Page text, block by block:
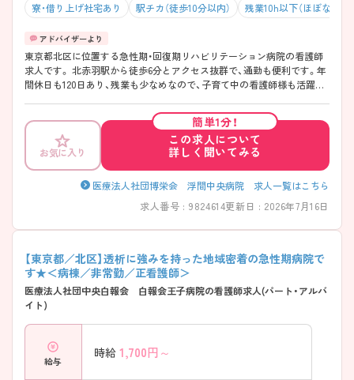
寮・借り上げ社宅あり 駅チカ（徒歩10分以内） 残業10h以下（ほぼなし）
東京都北区に位置する急性期・回復期リハビリテーション病院の看護師
求人です。 北赤羽駅から徒歩6分とアクセス抜群で、通勤も便利です。年
間休日も120日あり、残業も少なめなので、子育て中の看護師様も活躍し
細をお話いたしますので、お気軽にご相談ください。
お気に入り
簡単1分！
この求人について
詳しく聞いてみる
医療法人社団博栄会 浮間中央病院 求人一覧はこちら
求人番号 : 9824614更新日 : 2026年7月16日
【東京都／北区】透析に強みを持った地域密着の急性期病院で
す★＜病棟／非常勤／正看護師＞
医療法人社団中央白報会 白報会王子病院の看護師求人(パート・アルバ
イト)
給与
時給 1,700円～